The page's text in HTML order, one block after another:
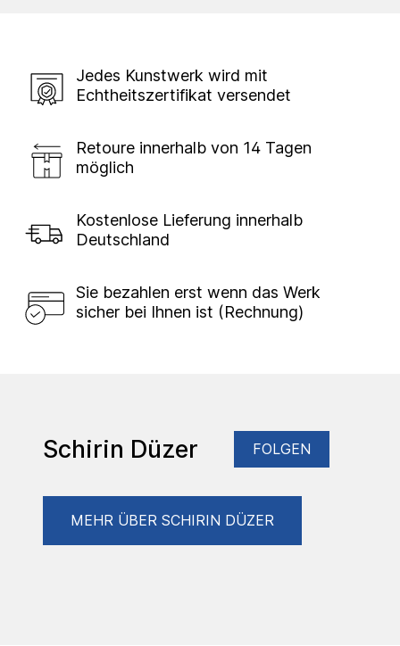
Jedes Kunstwerk wird mit
Echtheitszertifikat versendet
Retoure innerhalb von 14 Tagen
möglich
Kostenlose Lieferung innerhalb
Deutschland
Sie bezahlen erst wenn das Werk
sicher bei Ihnen ist (Rechnung)
Schirin Düzer FOLGEN
MEHR ÜBER SCHIRIN DÜZER